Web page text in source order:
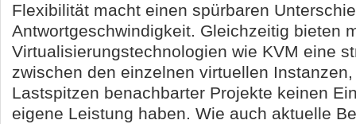
Flexibilität macht einen spürbaren
Antwortgeschwindigkeit. Gleichzeitig bieten
Virtualisierungstechnologien wie KVM eine
zwischen den einzelnen virtuellen
Lastspitzen benachbarter Projekte keinen
eigene Leistung haben. Wie auch aktuelle